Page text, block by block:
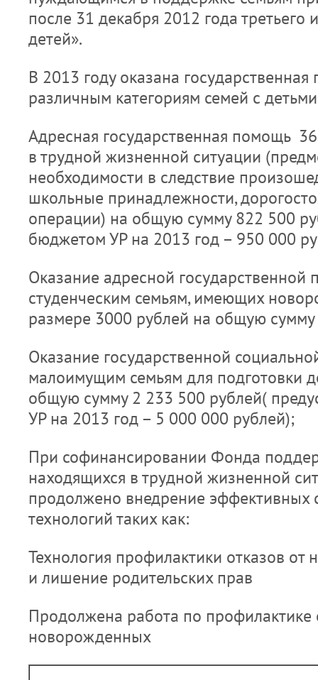
после 31 декабря 2012 года третьего
детей».
В 2013 году оказана
различным категориям семей с
Адресная государственная помощь
в трудной жизненной ситуации
необходимости в следствие
школьные принадлежности,
операции) на общую сумму 822 500
бюджетом УР на 2013 год – 950 000
Оказание адресной
студенческим семьям, имеющих
размере 3000 рублей на общую
Оказание государственной
малоимущим семьям для подготовки
общую сумму 2 233 500 рублей(
УР на 2013 год – 5 000 000 рублей);
При софинансировании Фонда
находящихся в трудной жизненной
продолжено внедрение эффективных
технологий таких как:
Технология профилактики отказов
и лишение родительских прав
Продолжена работа по профилактике
новорожденных